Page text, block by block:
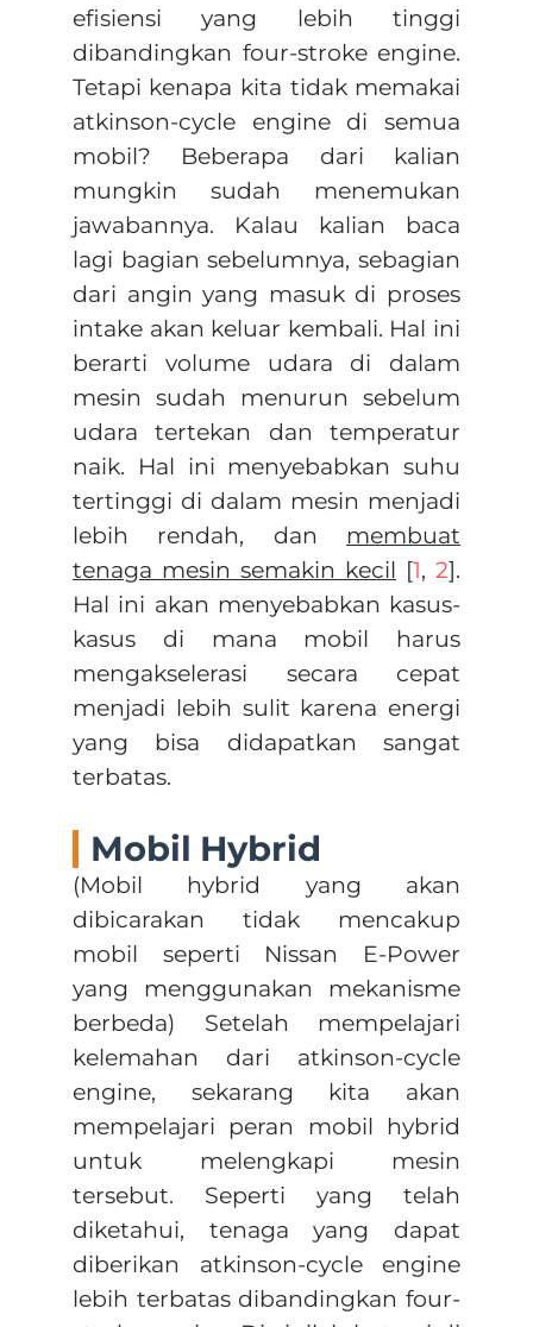
efisiensi yang lebih tinggi
dibandingkan four-stroke engine.
Tetapi kenapa kita tidak memakai
atkinson-cycle engine di semua
mobil? Beberapa dari kalian
mungkin sudah menemukan
jawabannya. Kalau kalian baca
lagi bagian sebelumnya, sebagian
dari angin yang masuk di proses
intake akan keluar kembali. Hal ini
berarti volume udara di dalam
mesin sudah menurun sebelum
udara tertekan dan temperatur
naik. Hal ini menyebabkan suhu
tertinggi di dalam mesin menjadi
lebih rendah, dan membuat
tenaga mesin semakin kecil [1,2].
Hal ini akan menyebabkan kasus-
kasus di mana mobil harus
mengakselerasi secara cepat
menjadi lebih sulit karena energi
yang bisa didapatkan sangat
terbatas.
Mobil Hybrid
(Mobil hybrid yang akan
dibicarakan tidak mencakup
mobil seperti Nissan E-Power
yang menggunakan mekanisme
berbeda) Setelah mempelajari
kelemahan dari atkinson-cycle
engine, sekarang kita akan
mempelajari peran mobil hybrid
untuk melengkapi mesin
tersebut. Seperti yang telah
diketahui, tenaga yang dapat
diberikan atkinson-cycle engine
lebih terbatas dibandingkan four-